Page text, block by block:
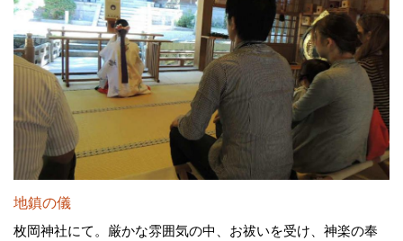
地鎮の儀
枚岡神社にて。厳かな雰囲気の中、お祓いを受け、神楽の奉